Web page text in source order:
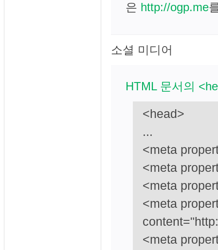
은 http://ogp.me
소셜 미디어
HTML 문서의
<head>
...
<meta
<meta
<meta
<meta
<meta